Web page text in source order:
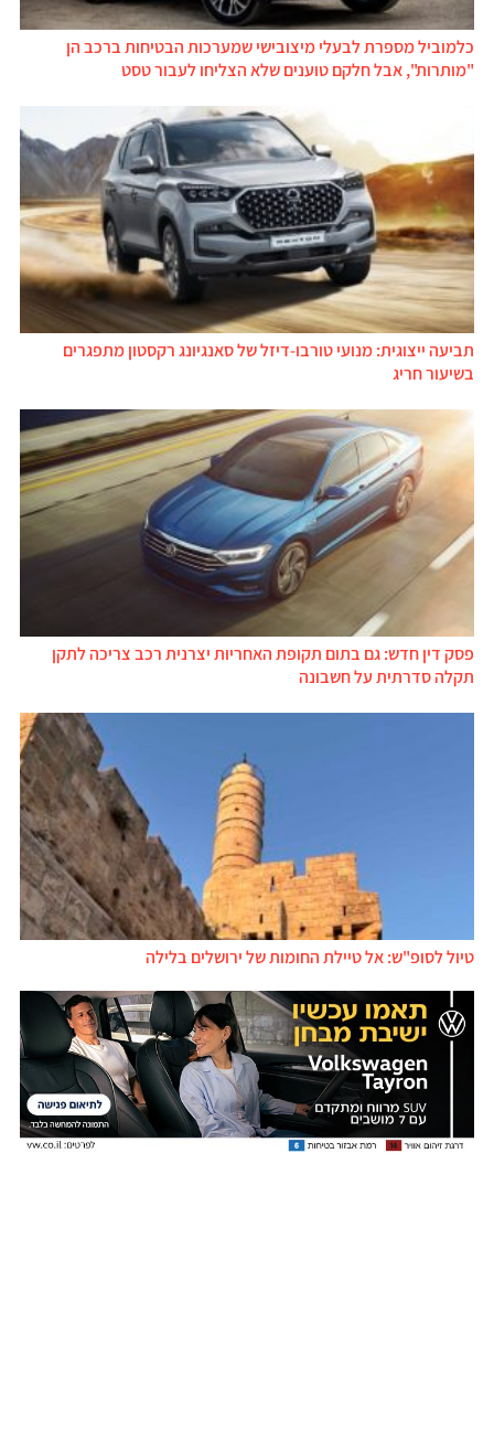
כלמוביל מספרת לבעלי מיצובישי שמערכות הבטיחות ברכב הן
"מותרות", אבל חלקם טוענים שלא הצליחו לעבור טסט
תביעה ייצוגית: מנועי טורבו-דיזל של סאנגיונג רקסטון מתפגרים
בשיעור חריג
פסק דין חדש: גם בתום תקופת האחריות יצרנית רכב צריכה לתקן
תקלה סדרתית על חשבונה
טיול לסופ"ש: אל טיילת החומות של ירושלים בלילה